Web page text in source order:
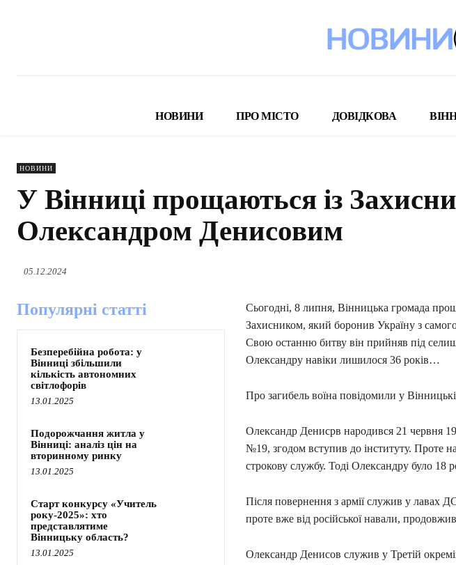
НОВИНИ ПРО МІСТО ДОВІДКОВА
НОВИНИ
У Вінниці прощаються із
Олександром Денисовим
05.12.2024
Популярні статті
Безперебійна робота: у
Вінниці збільшили
кількість автономних
світлофорів
13.01.2025
Подорожчання житла у
Вінниці: аналіз цін на
вторинному ринку
13.01.2025
Старт конкурсу «Учитель
року-2025»: хто
представлятиме
Вінницьку область?
13.01.2025
Сьогодні, 8 липня, Вінницька громада
Захисником, який боронив Україну з
Свою останню битву він прийняв під
Олександру навіки лишилося 36 років…
Про загибель воїна повідомили у
Олександр Денисрв народився 21 червня
№19, згодом вступив до інституту. Проте
строкову службу. Тоді Олександру було 18
Після повернення з армії служив у лавах
проте вже від російської навали,
Олександр Денисов служив у Третій